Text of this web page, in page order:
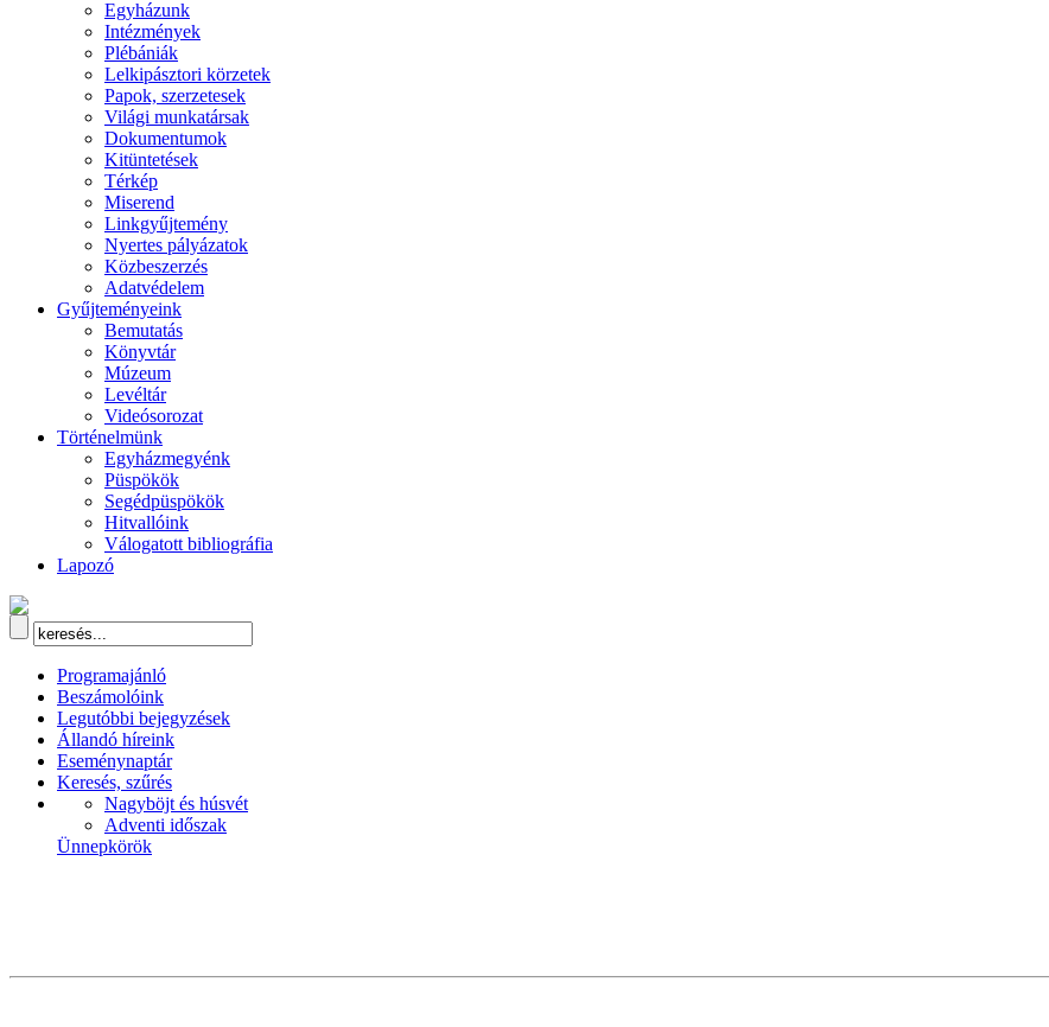
Egyházunk
Intézmények
Plébániák
Lelkipásztori körzetek
Papok, szerzetesek
Világi munkatársak
Dokumentumok
Kitüntetések
Térkép
Miserend
Linkgyűjtemény
Nyertes pályázatok
Közbeszerzés
Adatvédelem
Gyűjteményeink
Bemutatás
Könyvtár
Múzeum
Levéltár
Videósorozat
Történelmünk
Egyházmegyénk
Püspökök
Segédpüspökök
Hitvallóink
Válogatott bibliográfia
Lapozó
Programajánló
Beszámolóink
Legutóbbi bejegyzések
Állandó híreink
Eseménynaptár
Keresés, szűrés
Nagyböjt és húsvét
Adventi időszak
Ünnepkörök